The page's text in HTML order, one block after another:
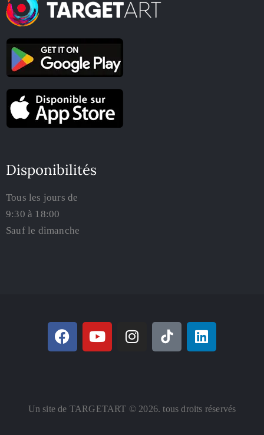
Disponibilités
Tous les jours de
9:30 à 18:00
Sauf le dimanche
Un site de TARGETART © 2026. tous droits réservés